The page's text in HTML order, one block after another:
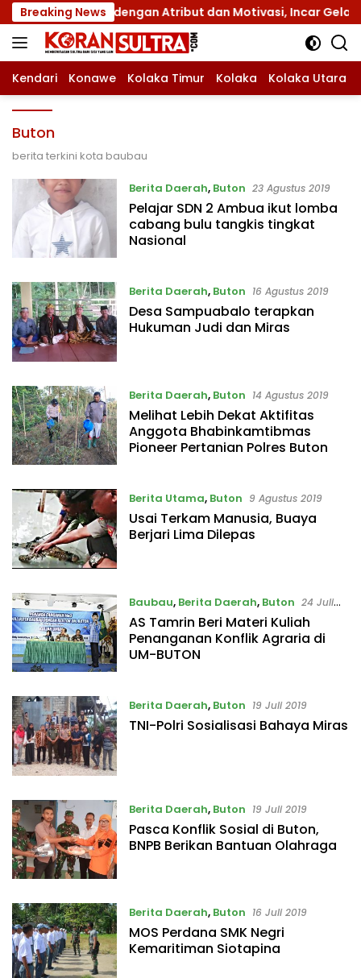
Langsung
ke
konten
Breaking News
XII dengan Atribut dan Motivasi, Incar Gelar Terbaik
Kendari Konawe Kolaka Timur Kolaka Kolaka Utara
Buton
berita terkini kota baubau
Berita Daerah, Buton 23 Agustus 2019
Pelajar SDN 2 Ambua ikut lomba
cabang bulu tangkis tingkat
Nasional
Berita Daerah, Buton 16 Agustus 2019
Desa Sampuabalo terapkan
Hukuman Judi dan Miras
Berita Daerah, Buton 14 Agustus 2019
Melihat Lebih Dekat Aktifitas
Anggota Bhabinkamtibmas
Pioneer Pertanian Polres Buton
Berita Utama, Buton 9 Agustus 2019
Usai Terkam Manusia, Buaya
Berjari Lima Dilepas
Baubau, Berita Daerah, Buton 24 Juli
2019
AS Tamrin Beri Materi Kuliah
Penanganan Konflik Agraria di
UM-BUTON
Berita Daerah, Buton 19 Juli 2019
TNI-Polri Sosialisasi Bahaya Miras
Berita Daerah, Buton 19 Juli 2019
Pasca Konflik Sosial di Buton,
BNPB Berikan Bantuan Olahraga
Berita Daerah, Buton 16 Juli 2019
MOS Perdana SMK Negri
Kemaritiman Siotapina